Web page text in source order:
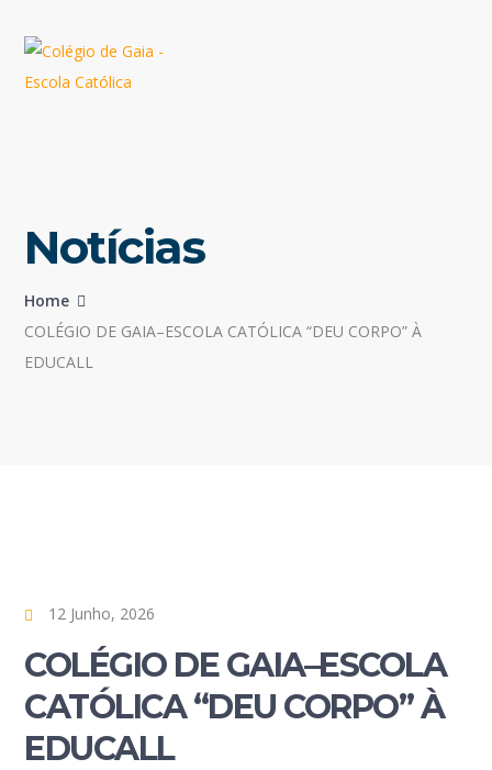
Notícias
Home
COLÉGIO DE GAIA–ESCOLA CATÓLICA “DEU CORPO” À
EDUCALL
12 Junho, 2026
COLÉGIO DE GAIA–ESCOLA
CATÓLICA “DEU CORPO” À
EDUCALL